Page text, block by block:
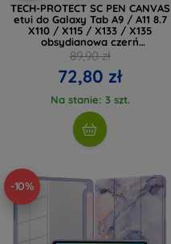
TECH-PROTECT SC PEN CANVAS
etui do Galaxy Tab A9 / A11 8.7
X110 / X115 / X133 / X135
obsydianowa czerń
(5906302335282)
89,90 zł
72,80 zł
Na stanie: 3 szt.
-10%